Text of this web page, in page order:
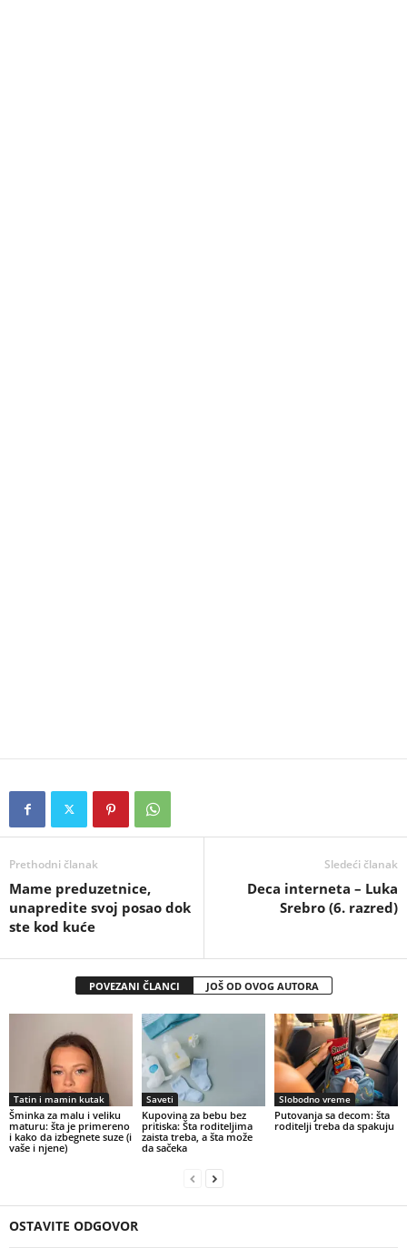
Prethodni članak
Mame preduzetnice,
unapredite svoj posao dok
ste kod kuće
Sledeći članak
Deca interneta – Luka
Srebro (6. razred)
POVEZANI ČLANCI JOŠ OD OVOG AUTORA
Tatin i mamin kutak
Šminka za malu i veliku
maturu: šta je primereno
i kako da izbegnete suze (i
vaše i njene)
Saveti
Kupovina za bebu bez
pritiska: Šta roditeljima
zaista treba, a šta može
da sačeka
Slobodno vreme
Putovanja sa decom: šta
roditelji treba da spakuju
OSTAVITE ODGOVOR